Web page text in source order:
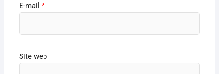
E-mail *
Site web